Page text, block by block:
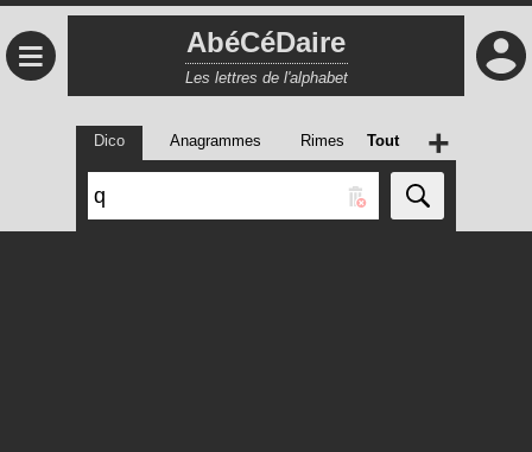
≡ AbéCéDaire
Les lettres de l'alphabet
Dico Anagrammes Rimes Tout +